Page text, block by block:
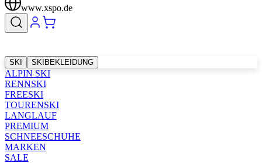
www.xspo.de
SKI SKIBEKLEIDUNG
ALPIN SKI
RENNSKI
FREESKI
TOURENSKI
LANGLAUF
PREMIUM
SCHNEESCHUHE
MARKEN
SALE